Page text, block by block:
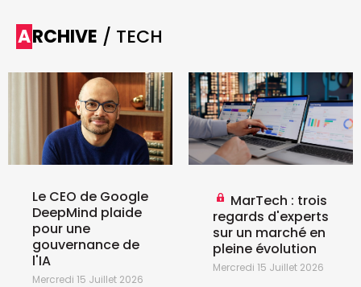
ARCHIVE / TECH
Le CEO de Google
DeepMind plaide
pour une
gouvernance de
l'IA
Mercredi 15 Juillet 2026
MarTech : trois
regards d'experts
sur un marché en
pleine évolution
Mercredi 15 Juillet 2026